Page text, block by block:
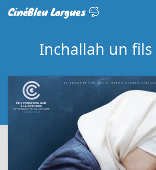
CinéBleu Lorgues
Inchallah un fils